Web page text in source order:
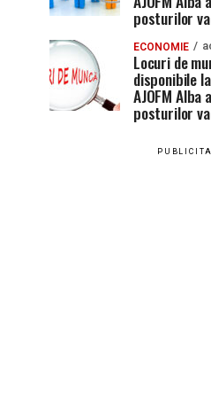
posturilor
ECONOMIE
Locuri de
disponibile
AJOFM
posturilor